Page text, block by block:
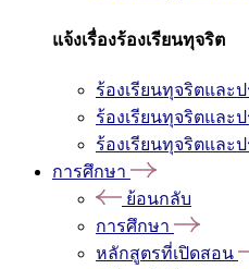
แจ้งเรื่องร้องเรียนทุจริต
ร้องเรียนทุจริตและ
ร้องเรียนทุจริตและ
ร้องเรียนทุจริตและ
การศึกษา
ย้อนกลับ
การศึกษา
หลักสูตรที่เปิดสอน